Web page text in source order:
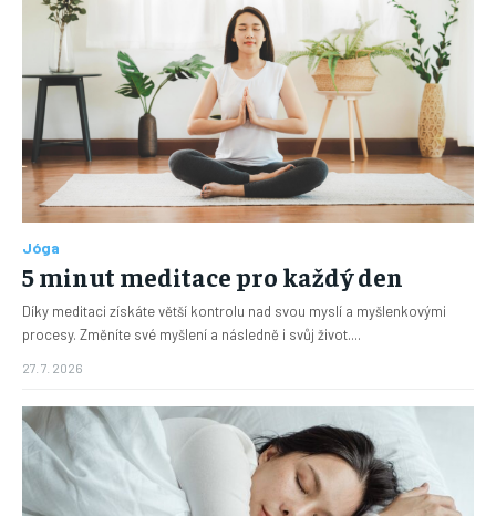
Jóga
5 minut meditace pro každý den
Díky meditaci získáte větší kontrolu nad svou myslí a myšlenkovými
procesy. Změníte své myšlení a následně i svůj život....
27. 7. 2026